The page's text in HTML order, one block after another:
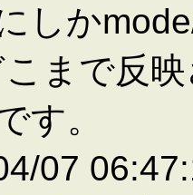
しか
まで反
す。
07